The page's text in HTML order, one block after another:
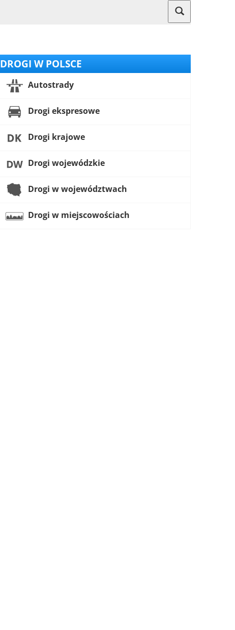
DROGI W POLSCE
Autostrady
Drogi ekspresowe
Drogi krajowe
Drogi wojewódzkie
Drogi w województwach
Drogi w miejscowościach